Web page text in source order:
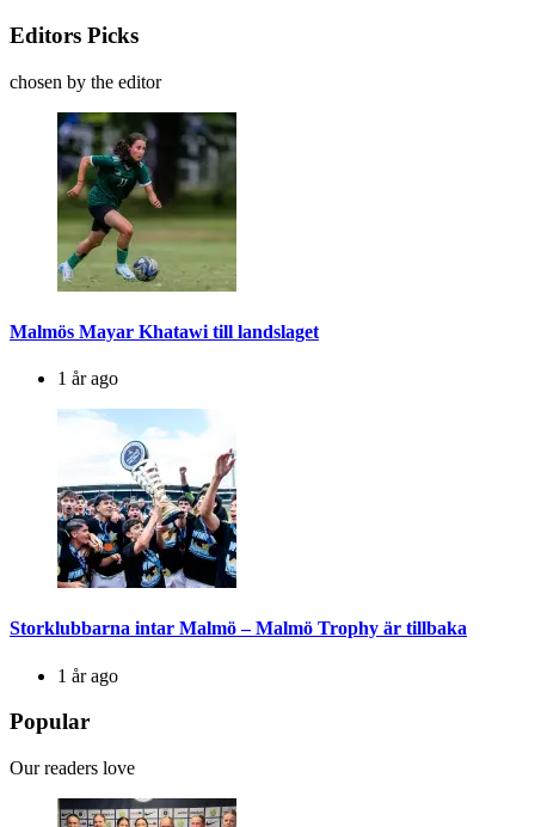
Editors Picks
chosen by the editor
Malmös Mayar Khatawi till landslaget
1 år ago
Storklubbarna intar Malmö – Malmö Trophy är tillbaka
1 år ago
Popular
Our readers love